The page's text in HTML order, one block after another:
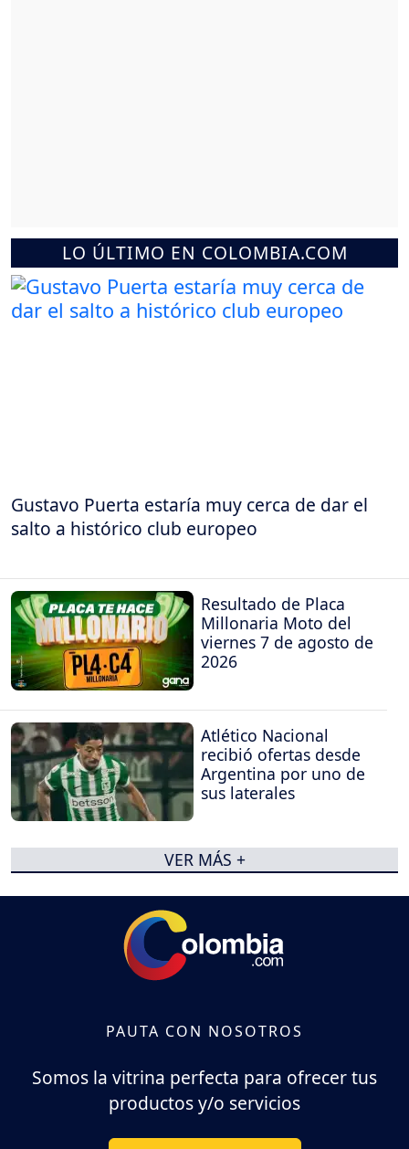
LO ÚLTIMO EN COLOMBIA.COM
Gustavo Puerta estaría muy cerca de dar el
salto a histórico club europeo
Resultado de Placa
Millonaria Moto del
viernes 7 de agosto de
2026
Atlético Nacional
recibió ofertas desde
Argentina por uno de
sus laterales
VER MÁS +
PAUTA CON NOSOTROS
Somos la vitrina perfecta para ofrecer tus
productos y/o servicios